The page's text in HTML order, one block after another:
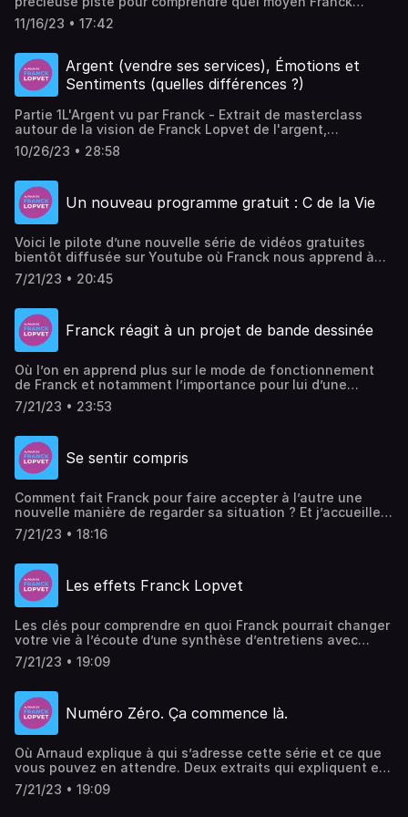
utilise pour réaliser ses projets, une piste dont vous
pourrez vous inspirer pour réussir les vôtres. Franck
11/16/23 • 17:42
Argent (vendre ses services), Émotions et
Sentiments (quelles différences ?)
Partie 1L'Argent vu par Franck - Extrait de masterclass
autour de la vision de Franck Lopvet de l'argent,
notamment dans le cadre de la profession. L'approche de
Franck peut paraître contre intuitive : l'argent nettoierait
répond à la question de Noëlle André sur la différence
entre sentiments et émotions. Franck propose une vision
où il voit les sentiments comme une "ambiance"
interactions avec le monde.
10/26/23 • 28:58
Un nouveau programme gratuit : C de la Vie
Voici le pilote d’une nouvelle série de vidéos gratuites
bientôt diffusée sur Youtube où Franck nous apprend à
faire un pas de côté pour réussir à élargir nos
perspectives.Site de Franck Lopvet
7/21/23 • 20:45
Franck réagit à un projet de bande dessinée
Où l’on en apprend plus sur le mode de fonctionnement
de Franck et notamment l’importance pour lui d’une
interaction avec son public.Site de Franck Lopvet
7/21/23 • 23:53
Se sentir compris
Comment fait Franck pour faire accepter à l’autre une
nouvelle manière de regarder sa situation ? Et j’accueille
Laetitia qui revient sur son Immersion, 10 mois après.Site
de Franck Lopvet
7/21/23 • 18:16
Les effets Franck Lopvet
Les clés pour comprendre en quoi Franck pourrait changer
votre vie à l’écoute d’une synthèse d’entretiens avec
Isabelle, Myriam, François, Essahla, Alain, Lalie et
Marc.Site de Franck Lopvet
7/21/23 • 19:09
Numéro Zéro. Ça commence là.
Où Arnaud explique à qui s’adresse cette série et ce que
vous pouvez en attendre. Deux extraits qui expliquent en
partie comment Franck à développé sa capacité à lire en
l’autre.Site de Franck Lopvet
7/21/23 • 19:09